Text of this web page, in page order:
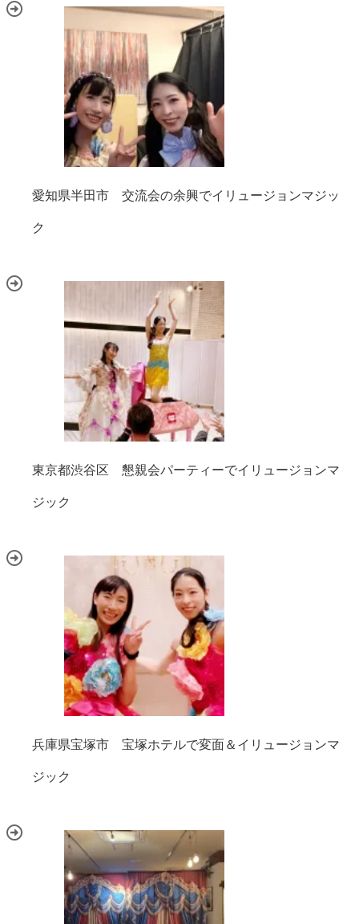
愛知県半田市 交流会の余興でイリュージョンマジッ
ク
東京都渋谷区 懇親会パーティーでイリュージョンマ
ジック
兵庫県宝塚市 宝塚ホテルで変面＆イリュージョンマ
ジック